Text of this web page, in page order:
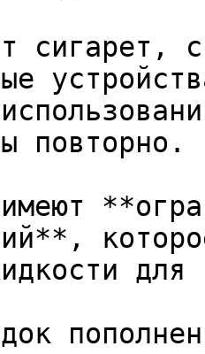
сигарет,
повторно.